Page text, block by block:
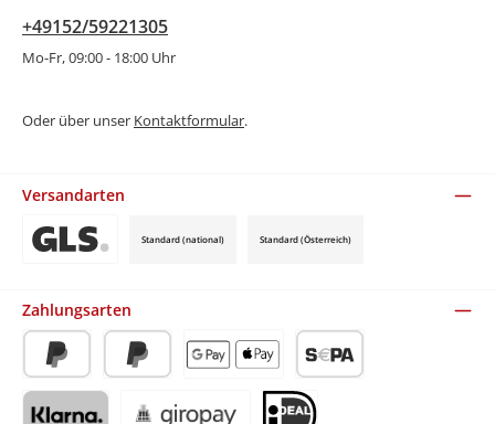
+49152/59221305
Mo-Fr, 09:00 - 18:00 Uhr
Oder über unser Kontaktformular.
Versandarten
Standard (national) Standard (Österreich)
Zahlungsarten
PayPal Später BezahlenApple Pay / Google Pay (via Stripe)
SEPA-Lastschrift (via Stripe)